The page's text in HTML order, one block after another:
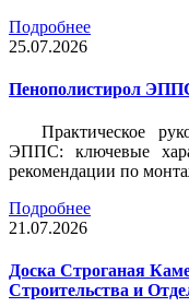
Подробнее
25.07.2026
Пенополистирол
Практическое
ЭППС: ключевые
рекомендации по
Подробнее
21.07.2026
Доска Строганая
Строительства и